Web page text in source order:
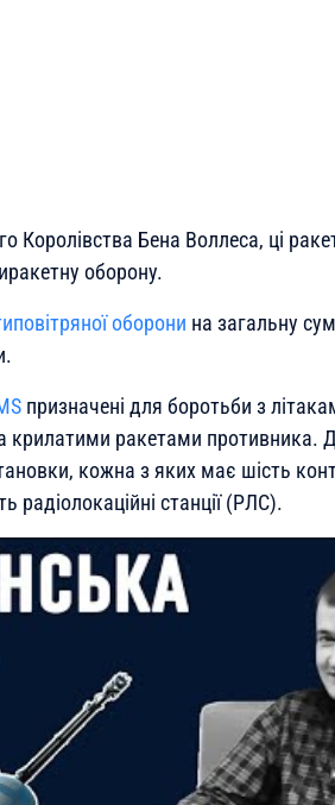
Королівства Бена Воллеса, ці
оборону.
оборони на загальну
призначені для боротьби з
крилатими ракетами противника.
кожна з яких має шість
станції (РЛС).